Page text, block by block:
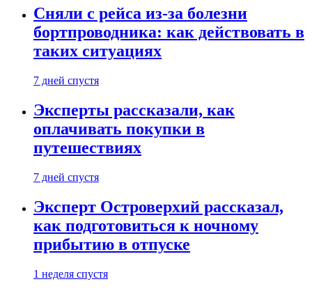
Сняли с рейса из-за болезни
бортпроводника: как действовать в
таких ситуациях
7 дней спустя
Эксперты рассказали, как
оплачивать покупки в
путешествиях
7 дней спустя
Эксперт Островерхий рассказал,
как подготовиться к ночному
прибытию в отпуске
1 неделя спустя